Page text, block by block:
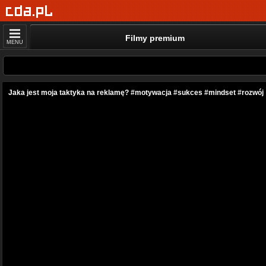
MENU Filmy premium
Jaka jest moja taktyka na reklamę? #motywacja #sukces #mindset #rozwój